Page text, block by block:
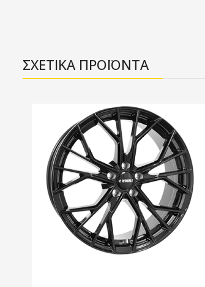
ΣΧΕΤΙΚΑ ΠΡΟΪΟΝΤΑ